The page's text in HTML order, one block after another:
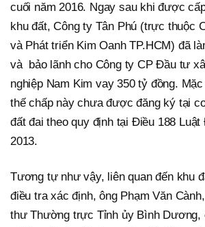
cuối năm 2016. Ngay sau khi được
khu đất, Công ty Tân Phú (trực thuộc
và Phát triển Kim Oanh TP.HCM) đã
và bảo lãnh cho Công ty CP Đầu tư
nghiệp Nam Kim vay 350 tỷ đồng.
thế chấp này chưa được đăng ký tại
đất đai theo quy định tại Điều 188 Luật
2013.
Tương tự như vậy, liên quan đến khu
điều tra xác định, ông Phạm Văn
thư Thường trực Tỉnh ủy Bình Dương,